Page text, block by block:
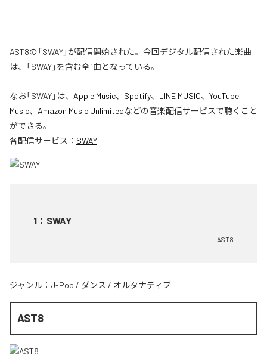
AST8の「SWAY」が配信開始された。今回デジタル配信された楽曲
は、「SWAY」を含む全1曲となっている。
なお「SWAY」は、 Apple Music、 Spotify、 LINE MUSIC、 YouTube
Music、 Amazon Music Unlimitedなどの音楽配信サービスで聴くこと
ができる。
各配信サービス： SWAY
1 ： SWAY
AST8
ジャンル： J-Pop / ダンス / オルタナティブ
AST8